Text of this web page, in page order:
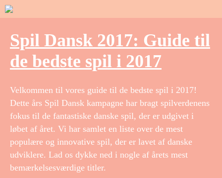
Spil Dansk 2017: Guide til
de bedste spil i 2017
Velkommen til vores guide til de bedste spil i 2017!
Dette års Spil Dansk kampagne har bragt spilverdenens
fokus til de fantastiske danske spil, der er udgivet i
løbet af året. Vi har samlet en liste over de mest
populære og innovative spil, der er lavet af danske
udviklere. Lad os dykke ned i nogle af årets mest
bemærkelsesværdige titler.